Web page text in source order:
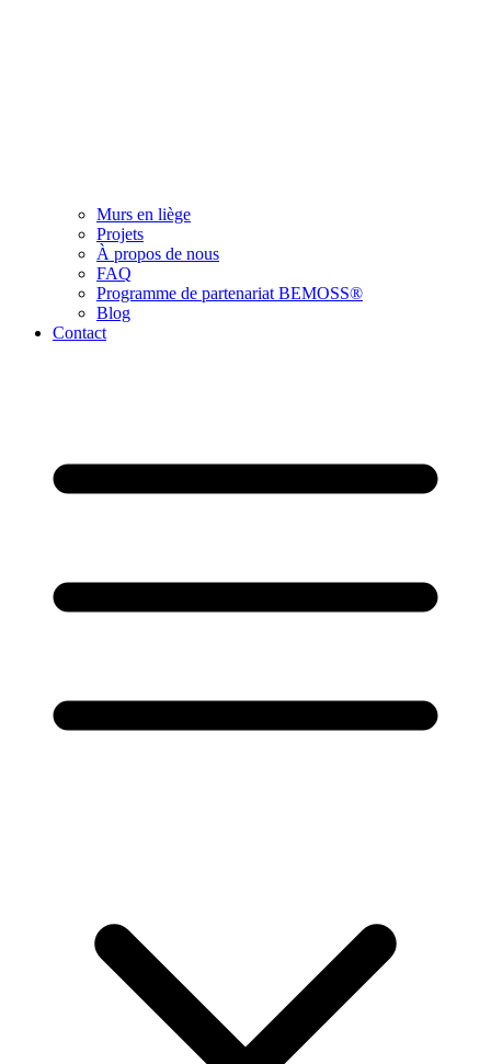
Murs en liège
Projets
À propos de nous
FAQ
Programme de partenariat BEMOSS®
Blog
Contact